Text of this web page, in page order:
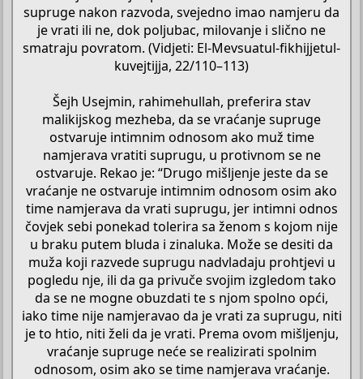
supruge nakon razvoda, svejedno imao namjeru da
je vrati ili ne, dok poljubac, milovanje i slično ne
smatraju povratom. (Vidjeti: El-Mevsuatul-fikhijjetul-
kuvejtijja, 22/110–113)
Šejh Usejmin, rahimehullah, preferira stav
malikijskog mezheba, da se vraćanje supruge
ostvaruje intimnim odnosom ako muž time
namjerava vratiti suprugu, u protivnom se ne
ostvaruje. Rekao je: “Drugo mišljenje jeste da se
vraćanje ne ostvaruje intimnim odnosom osim ako
time namjerava da vrati suprugu, jer intimni odnos
čovjek sebi ponekad tolerira sa ženom s kojom nije
u braku putem bluda i zinaluka. Može se desiti da
muža koji razvede suprugu nadvladaju prohtjevi u
pogledu nje, ili da ga privuče svojim izgledom tako
da se ne mogne obuzdati te s njom spolno opći,
iako time nije namjeravao da je vrati za suprugu, niti
je to htio, niti želi da je vrati. Prema ovom mišljenju,
vraćanje supruge neće se realizirati spolnim
odnosom, osim ako se time namjerava vraćanje.